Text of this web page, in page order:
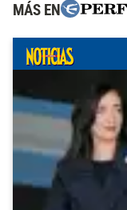
MÁS EN